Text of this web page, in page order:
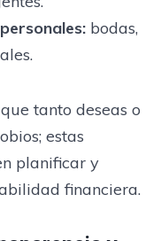
bodas,
tanto deseas o
estas
planificar y
financiera.